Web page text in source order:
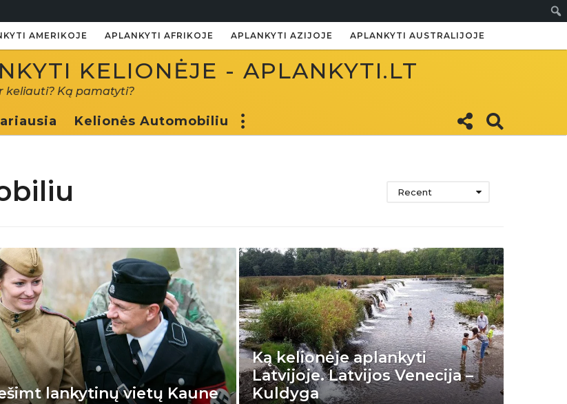
AMERIKOJE APLANKYTI AFRIKOJE APLANKYTI AZIJOJE APLANKYTI AUSTRALIJOJE
KELIONĖJE - APLANKYTI.LT
keliauti? Ką pamatyti?
Kelionės Automobiliu
Recent
lankytinų vietų Kaune
Ką kelionėje aplankyti
Latvijoje. Latvijos Venecija –
Kuldyga